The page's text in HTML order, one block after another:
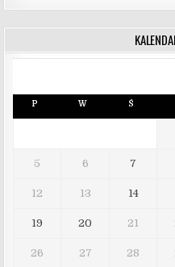
P W Ś
5 6 7
12 13 14
19 20 21
26 27 28